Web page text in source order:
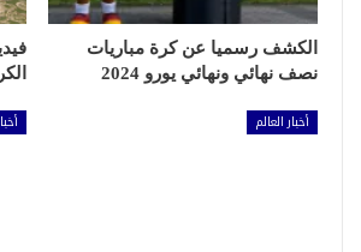
الكشف رسميا عن كرة مباريات
نصف نهائي ونهائي يورو 2024
أخبار العالم